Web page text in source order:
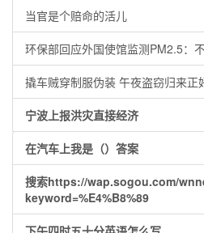
当官是个赔命的活儿
环保部回应外国使馆监测PM2.5：
撬车贼穿制服伪装 午夜盗窃归来正
宁波上报洪灾直接经济
在汽车上我是（）答案
搜索https://wap.sogou.com/
keyword=%E4%B8%89